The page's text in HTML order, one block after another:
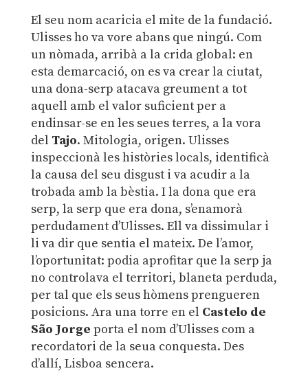
El seu nom acaricia el mite de la fundació.
Ulisses ho va vore abans que ningú. Com
un nòmada, arribà a la crida global: en
esta demarcació, on es va crear la ciutat,
una dona-serp atacava greument a tot
aquell amb el valor suficient per a
endinsar-se en les seues terres, a la vora
del Tajo. Mitologia, origen. Ulisses
inspeccionà les històries locals, identificà
la causa del seu disgust i va acudir a la
trobada amb la bèstia. I la dona que era
serp, la serp que era dona, s’enamorà
perdudament d’Ulisses. Ell va dissimular i
li va dir que sentia el mateix. De l’amor,
l’oportunitat: podia aprofitar que la serp ja
no controlava el territori, blaneta perduda,
per tal que els seus hòmens prengueren
posicions. Ara una torre en el Castelo de
São Jorge porta el nom d’Ulisses com a
recordatori de la seua conquesta. Des
d’allí, Lisboa sencera.